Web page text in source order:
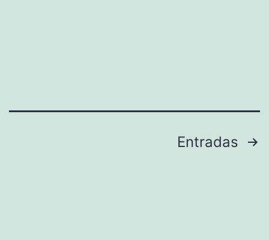
Entradas